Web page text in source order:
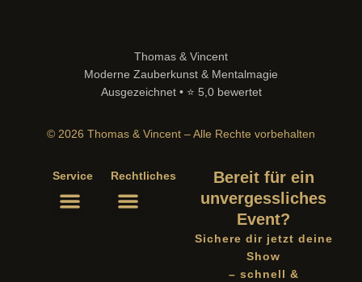
Thomas & Vincent
Moderne Zauberkunst & Mentalmagie
Ausgezeichnet • ⭐ 5,0 bewertet
© 2026 Thomas & Vincent – Alle Rechte vorbehalten
Service Rechtliches
Bereit für ein
unvergessliches
Event?
Sichere dir jetzt deine
Show
– schnell &